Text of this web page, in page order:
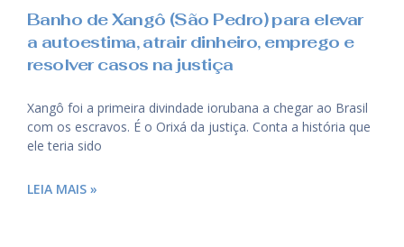
Banho de Xangô (São Pedro) para elevar
a autoestima, atrair dinheiro, emprego e
resolver casos na justiça
Xangô foi a primeira divindade iorubana a chegar ao Brasil
com os escravos. É o Orixá da justiça. Conta a história que
ele teria sido
LEIA MAIS »